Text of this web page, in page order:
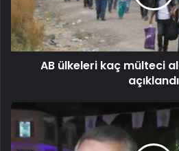
AB ülkeleri kaç mülteci
açıklandı